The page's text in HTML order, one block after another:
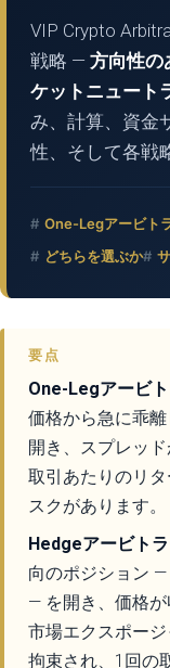
VIP Crypto
戦略 — 方向性の
ケットニュート
み、計算、資金
性、そして各戦
One-Legアービト
どちらを選ぶか
要点
One-Legアービ
価格から急に乖
開き、スプレッ
取引あたりのリ
スクがあります。
Hedgeアービト
向のポジション
— を開き、価格
市場エクスポー
拘束され、1回の